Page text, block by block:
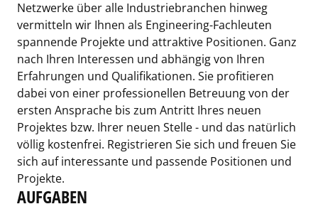
Netzwerke über alle Industriebranchen hinweg
vermitteln wir Ihnen als Engineering-Fachleuten
spannende Projekte und attraktive Positionen. Ganz
nach Ihren Interessen und abhängig von Ihren
Erfahrungen und Qualifikationen. Sie profitieren
dabei von einer professionellen Betreuung von der
ersten Ansprache bis zum Antritt Ihres neuen
Projektes bzw. Ihrer neuen Stelle - und das natürlich
völlig kostenfrei. Registrieren Sie sich und freuen Sie
sich auf interessante und passende Positionen und
Projekte.
AUFGABEN